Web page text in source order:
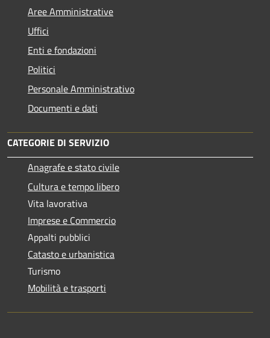
Aree Amministrative
Uffici
Enti e fondazioni
Politici
Personale Amministrativo
Documenti e dati
CATEGORIE DI SERVIZIO
Anagrafe e stato civile
Cultura e tempo libero
Vita lavorativa
Imprese e Commercio
Appalti pubblici
Catasto e urbanistica
Turismo
Mobilità e trasporti